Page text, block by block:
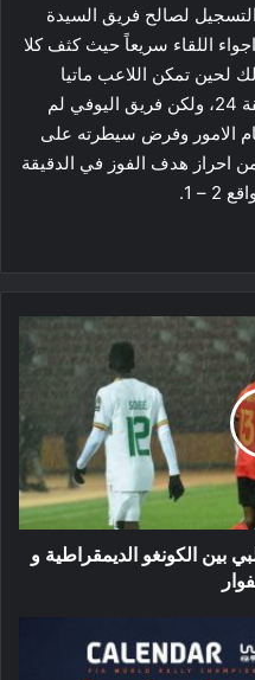
لصالح فريق السيدة
اللقاء سريعاً حيث كثف كلا
لحين تمكن اللاعب ماتيا
فالوتي من معادلة النتيجة في الدقيقة 24، ولكن فريق اليوفي لم
الامور وفرض سيطرته على
من احراز هدف الفوز في الدقيقة
بين الكونغو الديمقراطية و